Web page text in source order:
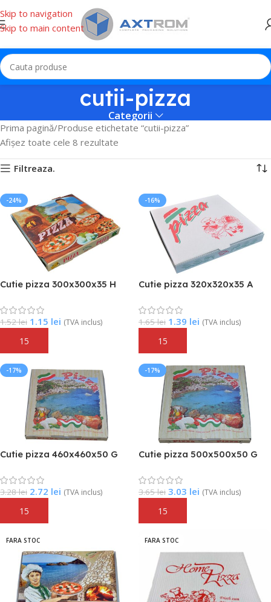
Skip to navigation
Skip to main content
cutii-pizza
Categorii
Prima pagină Produse etichetate “cutii-pizza”
Afișez toate cele 8 rezultate
Filtreaza.
-24%
Cutie pizza 300x300x35 H
1.52lei 1.15 lei (TVA inclus)
Adaugă În Coș
-16%
Cutie pizza 320x320x35 A
1.65lei 1.39 lei (TVA inclus)
Adaugă În Coș
-17%
Cutie pizza 460x460x50 G
3.28lei 2.72 lei (TVA inclus)
Adaugă În Coș
-17%
Cutie pizza 500x500x50 G
3.65lei 3.03 lei (TVA inclus)
Adaugă În Coș
FARA STOC FARA STOC